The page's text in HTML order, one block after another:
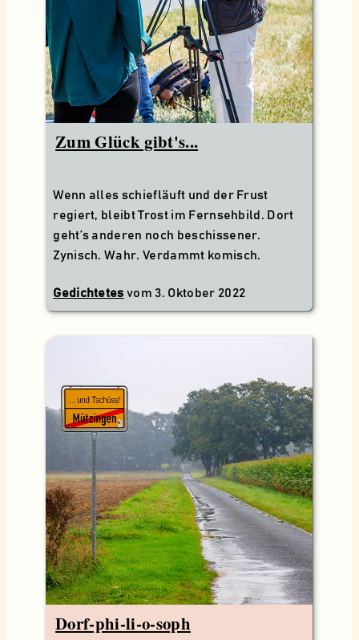
Zum Glück gibt's...
Wenn alles schiefläuft und der Frust
regiert, bleibt Trost im Fernsehbild. Dort
geht’s anderen noch beschissener.
Zynisch. Wahr. Verdammt komisch.
Gedichtetes vom3. Oktober 2022
Dorf-phi-li-o-soph